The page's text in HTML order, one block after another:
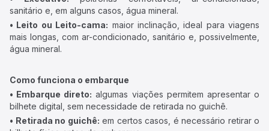
sanitário e, em alguns casos, água mineral.
• Leito ou Leito-cama: maior inclinação, ideal para viagens
mais longas, com ar-condicionado, sanitário e, possivelmente,
água mineral.
Como funciona o embarque
• Embarque direto: algumas viações permitem apresentar o
bilhete digital, sem necessidade de retirada no guichê.
• Retirada no guichê: em certos casos, é necessário retirar o